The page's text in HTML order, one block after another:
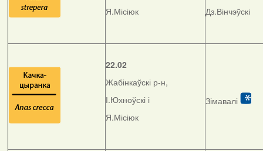
Я.Місіюк
Дз.Вінчэўскі
22.02
Жабінкаўскі р-н,
І.Юхноўскі і
Я.Місіюк
Зімавалі